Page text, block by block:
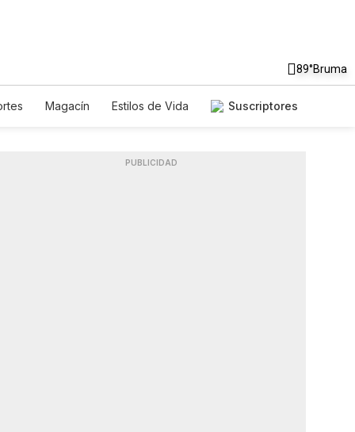
89°Bruma
Magacín
Estilos de Vida
Suscriptores
PUBLICIDAD